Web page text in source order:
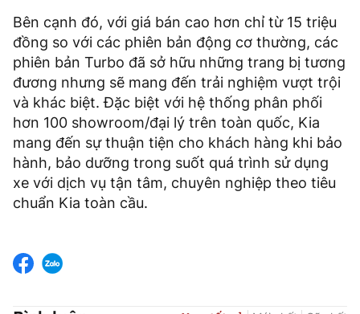
Bên cạnh đó, với giá bán cao hơn chỉ từ 15 triệu
đồng so với các phiên bản động cơ thường, các
phiên bản Turbo đã sở hữu những trang bị tương
đương nhưng sẽ mang đến trải nghiệm vượt trội
và khác biệt. Đặc biệt với hệ thống phân phối
hơn 100 showroom/đại lý trên toàn quốc, Kia
mang đến sự thuận tiện cho khách hàng khi bảo
hành, bảo dưỡng trong suốt quá trình sử dụng
xe với dịch vụ tận tâm, chuyên nghiệp theo tiêu
chuẩn Kia toàn cầu.